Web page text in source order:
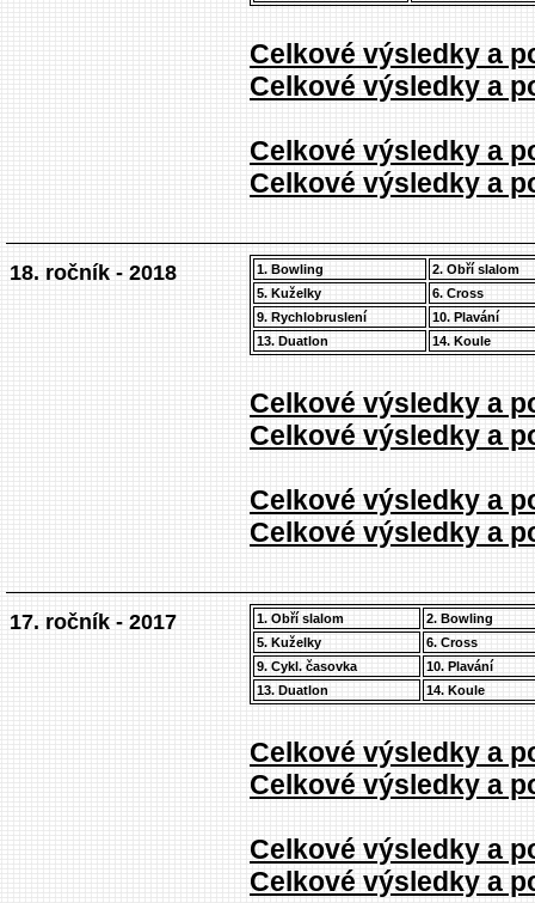
Celkové výsledky a
Celkové výsledky a
Celkové výsledky a
Celkové výsledky a
18. ročník - 2018 1. Bowling
2. Obří slalom
5. Kuželky
6. Cross
9. Rychlobruslení
10. Plavání
13. Duatlon
14. Koule
Celkové výsledky a
Celkové výsledky a
Celkové výsledky a
Celkové výsledky a
17. ročník - 2017 1. Obří slalom
2. Bowling
5. Kuželky
6. Cross
9. Cykl. časovka
10. Plavání
13. Duatlon
14. Koule
Celkové výsledky a
Celkové výsledky a
Celkové výsledky a
Celkové výsledky a